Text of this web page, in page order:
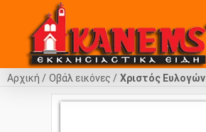
Αρχική Οβάλ εικόνες Χριστός Ευλογών